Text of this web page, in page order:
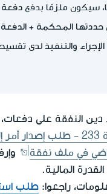
سيكون ملزمًا بدفع دفعة
حددتها المحكمة + الدفعة
والتنفيذ لدى
النفقة على
استمارة 233 - طلب إصدار
في ملف نفقة
المالية.
راجعوا: طلب